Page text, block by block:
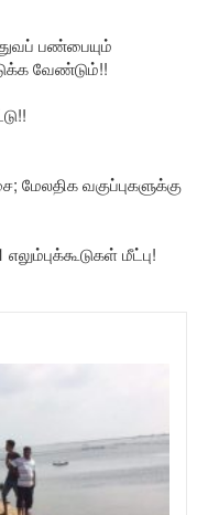
பண்பையும்
வேண்டும்!!
மேலதிக வகுப்புகளுக்கு
மீட்பு!